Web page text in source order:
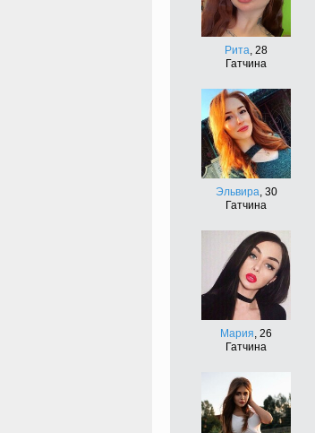
Рита, 28
Гатчина
Эльвира, 30
Гатчина
Мария, 26
Гатчина